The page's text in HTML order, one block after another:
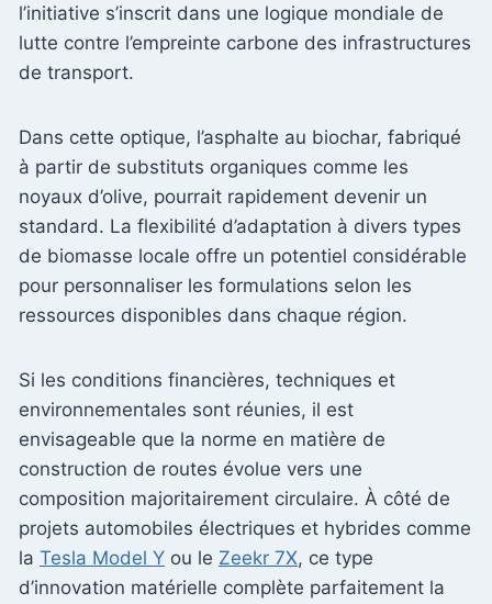
l’initiative s’inscrit dans une logique mondiale de
lutte contre l’empreinte carbone des infrastructures
de transport.
Dans cette optique, l’asphalte au biochar, fabriqué
à partir de substituts organiques comme les
noyaux d’olive, pourrait rapidement devenir un
standard. La flexibilité d’adaptation à divers types
de biomasse locale offre un potentiel considérable
pour personnaliser les formulations selon les
ressources disponibles dans chaque région.
Si les conditions financières, techniques et
environnementales sont réunies, il est
envisageable que la norme en matière de
construction de routes évolue vers une
composition majoritairement circulaire. À côté de
projets automobiles électriques et hybrides comme
la Tesla Model Y ou le Zeekr 7X, ce type
d’innovation matérielle complète parfaitement la